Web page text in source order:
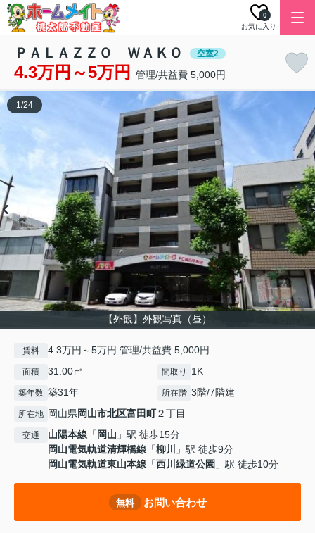
お気に入り
0
ＰＡＬＡＺＺＯ ＷＡＫＯ 空室2
4.3万円～5万円 管理/共益費 5,000円
【外観】外観写真（昼）
1/24
賃料 4.3万円～5万円 管理/共益費 5,000円
面積 31.00㎡ 間取り 1K
築年数 築31年 所在階 3階/7階建
所在地 岡山県岡山市北区富田町２丁目
交通 山陽本線 「 岡山 」駅 徒歩15分
岡山電気軌道清輝橋線 「柳川
」駅 徒歩9分
岡山電気軌道東山本線 「西川緑道公園 」駅 徒歩10分
無料 お問い合わせ